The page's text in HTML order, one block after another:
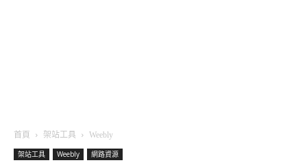
首頁 架站工具
Weebly
架站工具
Weebly 網路資源